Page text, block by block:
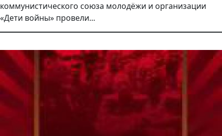
коммунистического союза молодёжи и организации
«Дети войны» провели...